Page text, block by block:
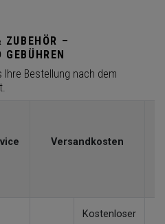
ZUBEHÖR –
GEBÜHREN
Ihre Bestellung nach dem
Versandkosten
Kostenloser